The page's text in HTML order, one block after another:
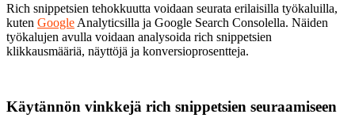
Rich snippetsien tehokkuutta voidaan seurata erilaisilla työkaluilla,
kuten Google Analyticsilla ja Google Search Consolella. Näiden
työkalujen avulla voidaan analysoida rich snippetsien
klikkausmääriä, näyttöjä ja konversioprosentteja.
Käytännön vinkkejä rich snippetsien seuraamiseen